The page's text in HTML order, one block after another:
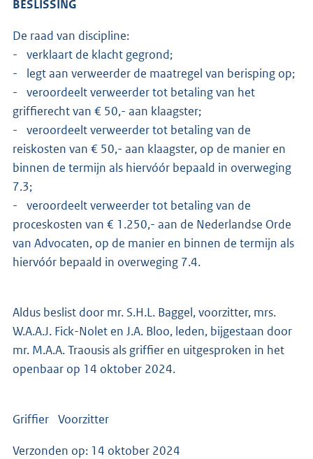
BESLISSING
De raad van discipline:
- verklaart de klacht gegrond;
- legt aan verweerder de maatregel van berisping op;
- veroordeelt verweerder tot betaling van het
griffierecht van € 50,- aan klaagster;
- veroordeelt verweerder tot betaling van de
reiskosten van € 50,- aan klaagster, op de manier en
binnen de termijn als hiervóór bepaald in overweging
7.3;
- veroordeelt verweerder tot betaling van de
proceskosten van € 1.250,- aan de Nederlandse Orde
van Advocaten, op de manier en binnen de termijn als
hiervóór bepaald in overweging 7.4.
Aldus beslist door mr. S.H.L. Baggel, voorzitter, mrs.
W.A.A.J. Fick-Nolet en J.A. Bloo, leden, bijgestaan door
mr. M.A.A. Traousis als griffier en uitgesproken in het
openbaar op 14 oktober 2024.
Griffier Voorzitter
Verzonden op: 14 oktober 2024